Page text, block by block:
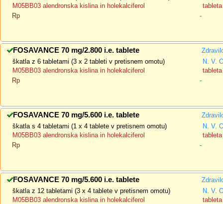
M05BB03 alendronska kislina in holekalciferol
tableta
Rp
-
FOSAVANCE 70 mg/2.800 i.e. tablete
škatla z 6 tabletami (3 x 2 tableti v pretisnem omotu)
N. V.
M05BB03 alendronska kislina in holekalciferol
tableta
Rp
-
FOSAVANCE 70 mg/5.600 i.e. tablete
škatla s 4 tabletami (1 x 4 tablete v pretisnem omotu)
N. V.
M05BB03 alendronska kislina in holekalciferol
tableta
Rp
-
FOSAVANCE 70 mg/5.600 i.e. tablete
škatla z 12 tabletami (3 x 4 tablete v pretisnem omotu)
N. V.
M05BB03 alendronska kislina in holekalciferol
tableta